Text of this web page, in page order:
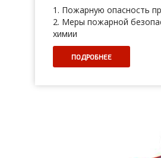
1. Пожарную опасность
2. Меры пожарной
химии
ПОДРОБНЕЕ